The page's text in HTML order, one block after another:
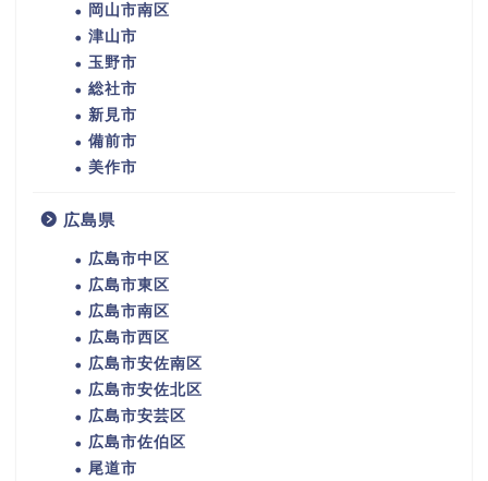
岡山市南区
津山市
玉野市
総社市
新見市
備前市
美作市
広島県
広島市中区
広島市東区
広島市南区
広島市西区
広島市安佐南区
広島市安佐北区
広島市安芸区
広島市佐伯区
尾道市